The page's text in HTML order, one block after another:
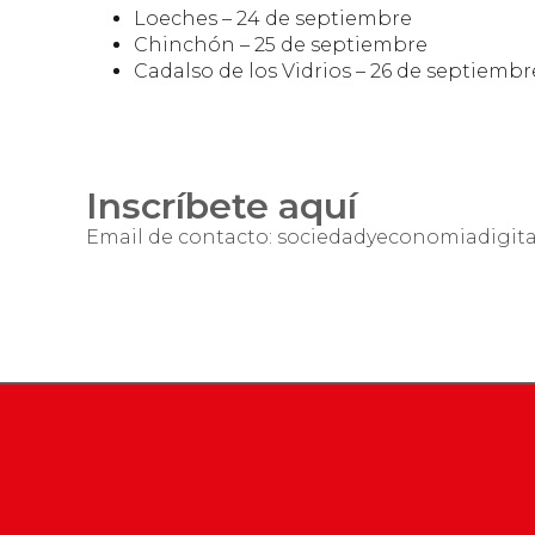
Loeches – 24 de septiembre
Chinchón – 25 de septiembre
Cadalso de los Vidrios – 26 de
Inscríbete aquí
Email de contacto: